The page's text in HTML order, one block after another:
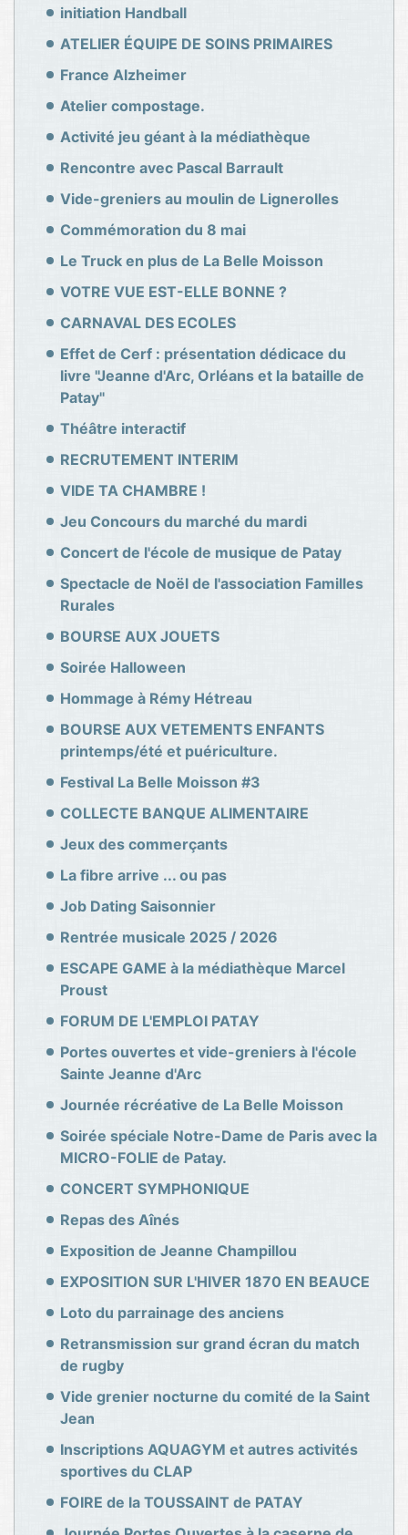
initiation Handball
ATELIER ÉQUIPE DE SOINS PRIMAIRES
France Alzheimer
Atelier compostage.
Activité jeu géant à la médiathèque
Rencontre avec Pascal Barrault
Vide-greniers au moulin de Lignerolles
Commémoration du 8 mai
Le Truck en plus de La Belle Moisson
VOTRE VUE EST-ELLE BONNE ?
CARNAVAL DES ECOLES
Effet de Cerf : présentation dédicace du
livre "Jeanne d'Arc, Orléans et la bataille de
Patay"
Théâtre interactif
RECRUTEMENT INTERIM
VIDE TA CHAMBRE !
Jeu Concours du marché du mardi
Concert de l'école de musique de Patay
Spectacle de Noël de l'association Familles
Rurales
BOURSE AUX JOUETS
Soirée Halloween
Hommage à Rémy Hétreau
BOURSE AUX VETEMENTS ENFANTS
printemps/été et puériculture.
Festival La Belle Moisson #3
COLLECTE BANQUE ALIMENTAIRE
Jeux des commerçants
La fibre arrive ... ou pas
Job Dating Saisonnier
Rentrée musicale 2025 / 2026
ESCAPE GAME à la médiathèque Marcel
Proust
FORUM DE L'EMPLOI PATAY
Portes ouvertes et vide-greniers à l'école
Sainte Jeanne d'Arc
Journée récréative de La Belle Moisson
Soirée spéciale Notre-Dame de Paris avec la
MICRO-FOLIE de Patay.
CONCERT SYMPHONIQUE
Repas des Aînés
Exposition de Jeanne Champillou
EXPOSITION SUR L'HIVER 1870 EN BEAUCE
Loto du parrainage des anciens
Retransmission sur grand écran du match
de rugby
Vide grenier nocturne du comité de la Saint
Jean
Inscriptions AQUAGYM et autres activités
sportives du CLAP
FOIRE de la TOUSSAINT de PATAY